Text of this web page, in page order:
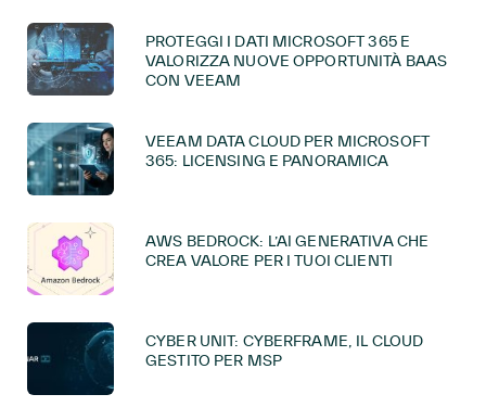
PROTEGGI I DATI MICROSOFT 365 E
VALORIZZA NUOVE OPPORTUNITÀ BAAS
CON VEEAM
VEEAM DATA CLOUD PER MICROSOFT
365: LICENSING E PANORAMICA
AWS BEDROCK: L’AI GENERATIVA CHE
CREA VALORE PER I TUOI CLIENTI
CYBER UNIT: CYBERFRAME, IL CLOUD
GESTITO PER MSP